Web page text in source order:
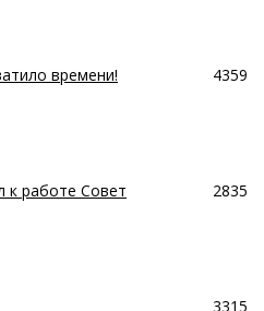
времени! 4359
к работе Совет
2835
3315